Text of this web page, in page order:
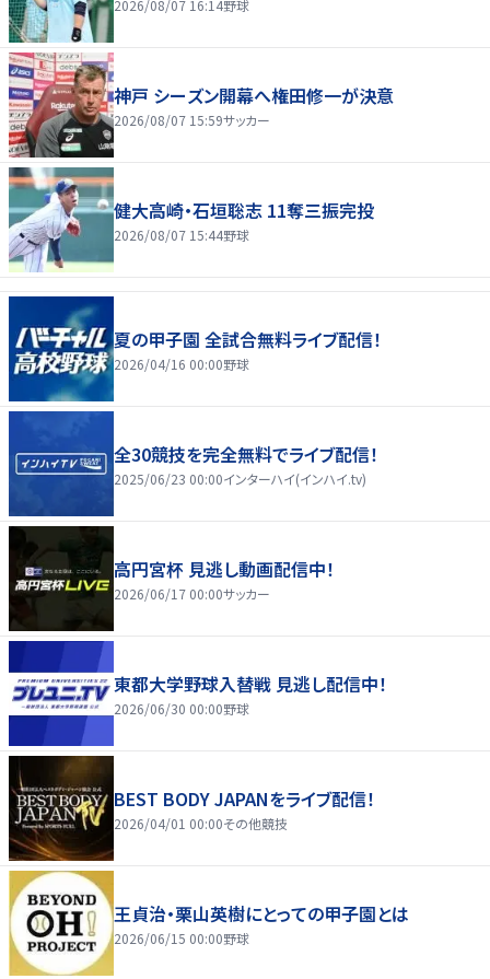
2026/08/07 16:14野球
神戸 シーズン開幕へ権田修一が決意
2026/08/07 15:59サッカー
健大高崎・石垣聡志 11奪三振完投
2026/08/07 15:44野球
夏の甲子園 全試合無料ライブ配信！
2026/04/16 00:00野球
全30競技を完全無料でライブ配信！
2025/06/23 00:00インターハイ(インハイ.tv)
高円宮杯 見逃し動画配信中！
2026/06/17 00:00サッカー
東都大学野球入替戦 見逃し配信中！
2026/06/30 00:00野球
BEST BODY JAPANをライブ配信！
2026/04/01 00:00その他競技
王貞治・栗山英樹にとっての甲子園とは
2026/06/15 00:00野球